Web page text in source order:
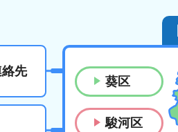
先
葵区
駿河区